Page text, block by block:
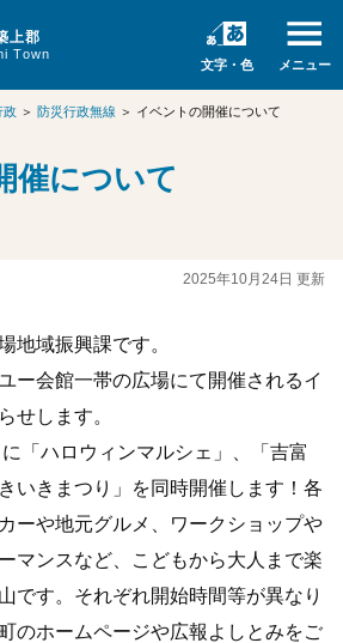
上郡
Town
文字・色 メニュー
政 ＞ 防災行政無線 ＞ イベントの開催について
催について
2025年10月24日 更新
地域振興課です。
ー会館一帯の広場にて開催されるイ
せします。
「ハロウィンマルシェ」、「吉富
いきまつり」を同時開催します！各
ーや地元グルメ、ワークショップや
マンスなど、こどもから大人まで楽
です。それぞれ開始時間等が異なり
のホームページや広報よしとみをご